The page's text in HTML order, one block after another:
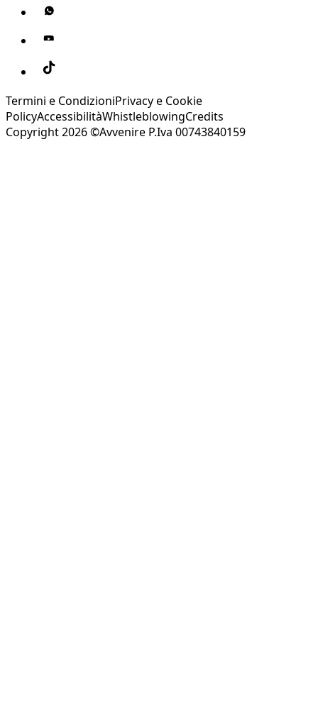
Termini e CondizioniPrivacy e Cookie
PolicyAccessibilitàWhistleblowingCredits
Copyright 2026 ©Avvenire P.Iva 00743840159